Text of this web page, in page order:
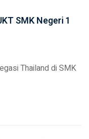
SMK Negeri 1
Thailand di SMK